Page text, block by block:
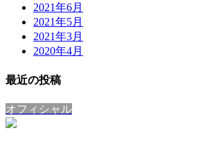
2021年6月
2021年5月
2021年3月
2020年4月
最近の投稿
オフィシャル